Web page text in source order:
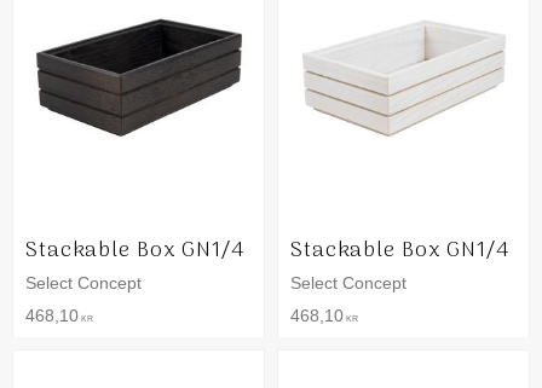
Stackable Box GN1/4
Select Concept
468,10 KR
Stackable Box GN1/4
Select Concept
468,10 KR